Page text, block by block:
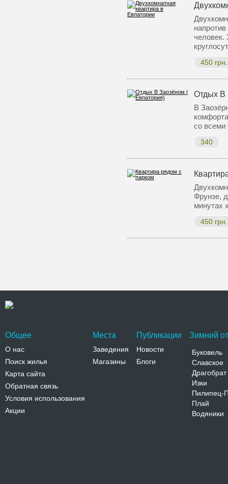
человек.
450 грн.
Отдых В
В
со
340
Фрунзе,
минутах
450 грн.
Общее
О нас
Поиск жилья
Карта сайта
Обратная связь
Условия использования
Акции
Места
Заведения
Магазины
Публикации
Новости
Блоги
Зимний
Буковель
Славское
Драгобрат
Изки
Пилипец-
Плай
Водяники